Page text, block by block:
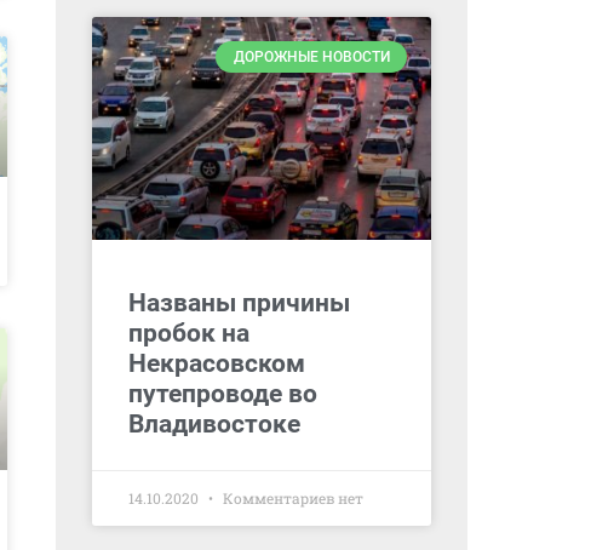
ДОРОЖНЫЕ НОВОСТИ
Названы причины
пробок на
Некрасовском
путепроводе во
Владивостоке
14.10.2020 Комментариев нет